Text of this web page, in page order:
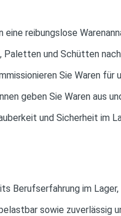
eine reibungslose
Paletten und Schütten
Sie Waren für
geben Sie Waren aus
und Sicherheit im
Berufserfahrung im
sowie zuverlässig